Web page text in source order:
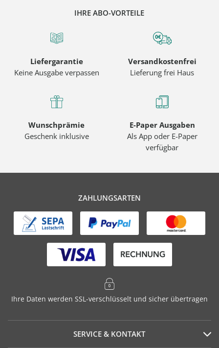
IHRE ABO-VORTEILE
Liefergarantie
Keine Ausgabe verpassen
Versandkostenfrei
Lieferung frei Haus
Wunschprämie
Geschenk inklusive
E-Paper Ausgaben
Als App oder E-Paper
verfügbar
ZAHLUNGSARTEN
Ihre Daten werden SSL-verschlüsselt und sicher übertragen
SERVICE & KONTAKT